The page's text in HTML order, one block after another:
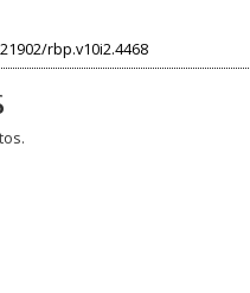
rbp.v10i2.4468